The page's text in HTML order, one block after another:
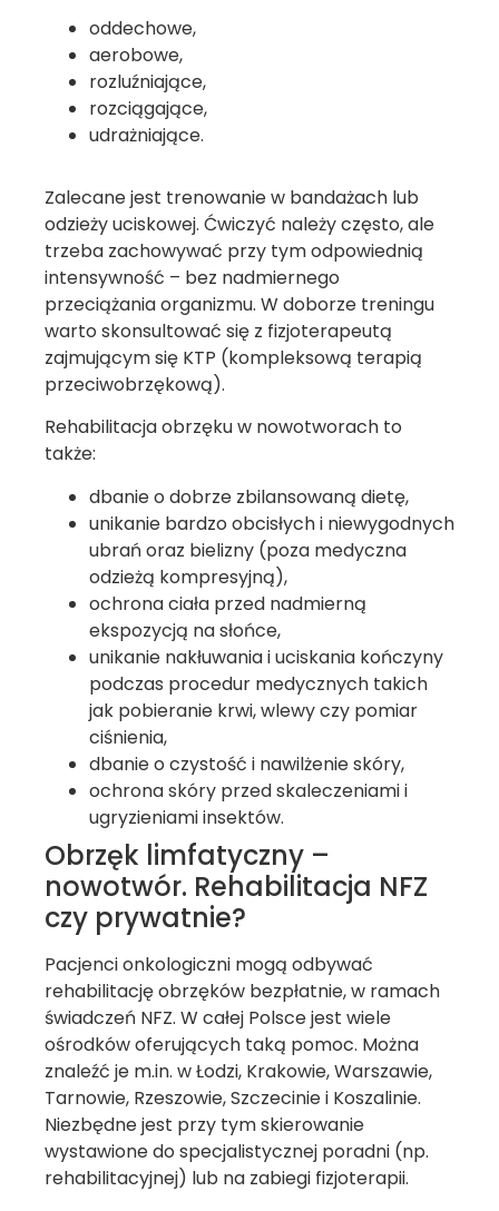
oddechowe,
aerobowe,
rozluźniające,
rozciągające,
udrażniające.
Zalecane jest trenowanie w bandażach lub
odzieży uciskowej. Ćwiczyć należy często, ale
trzeba zachowywać przy tym odpowiednią
intensywność – bez nadmiernego
przeciążania organizmu. W doborze treningu
warto skonsultować się z fizjoterapeutą
zajmującym się KTP (kompleksową terapią
przeciwobrzękową).
Rehabilitacja obrzęku w nowotworach to
także:
dbanie o dobrze zbilansowaną dietę,
unikanie bardzo obcisłych i niewygodnych
ubrań oraz bielizny (poza medyczna
odzieżą kompresyjną),
ochrona ciała przed nadmierną
ekspozycją na słońce,
unikanie nakłuwania i uciskania kończyny
podczas procedur medycznych takich
jak pobieranie krwi, wlewy czy pomiar
ciśnienia,
dbanie o czystość i nawilżenie skóry,
ochrona skóry przed skaleczeniami i
ugryzieniami insektów.
Obrzęk limfatyczny –
nowotwór. Rehabilitacja NFZ
czy prywatnie?
Pacjenci onkologiczni mogą odbywać
rehabilitację obrzęków bezpłatnie, w ramach
świadczeń NFZ. W całej Polsce jest wiele
ośrodków oferujących taką pomoc. Można
znaleźć je m.in. w Łodzi, Krakowie, Warszawie,
Tarnowie, Rzeszowie, Szczecinie i Koszalinie.
Niezbędne jest przy tym skierowanie
wystawione do specjalistycznej poradni (np.
rehabilitacyjnej) lub na zabiegi fizjoterapii.